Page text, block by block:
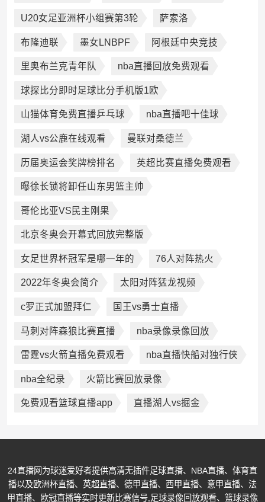
U20女足亚洲杯小组赛第3轮 萨索洛
布隆迪联 墨女LNBPF 阿根廷中央竞技
里奥布兰克青年队 nba直播回放免费观看
球探比分即时足球比分手机版1欧
山猫体育免费直播乒乓球 nba直播吧十佳球
湖人vs公鹿在线观看 曼联对桑德兰
历届奥运会奖牌榜排名 英超比赛直播免费观看
曝徐长锁将卸任山东男篮主帅
哥伦比亚VS民主刚果
北京冬奥会开幕式回放完整版
女足世界杯冠军是哪一年的 76人对阵热火
2022年冬奥会简介 太阳对阵猛龙视频
c罗正式加盟拜仁 国王vs勇士直播
马刺对阵森狼比赛直播 nba录像录像回放
雷霆vs火箭直播免费观看 nba直播快船对独行侠
nba全纪录 火箭比赛回放录像
免费观看篮球直播app 直播湖人vs掘金
24直播网为球迷爱好者提供高清无插件足球直播、NBA直播、体育直
播以及欧洲杯直播、英超直播、德甲直播、西甲直播、意甲直播、法
甲直播、欧冠直播等实时更新比赛信号,足球录像回放观看、篮球录像